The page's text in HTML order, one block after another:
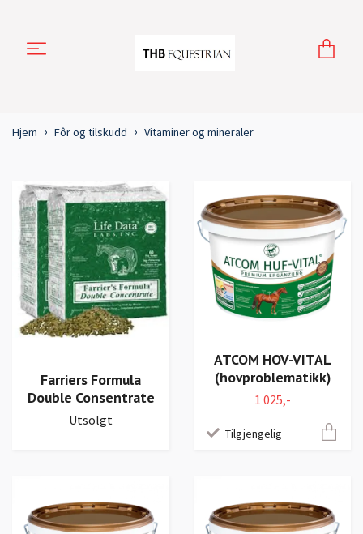
Hjem Fôr og tilskudd Vitaminer og mineraler
Farriers Formula
Double Consentrate
Utsolgt
ATCOM HOV-VITAL
(hovproblematikk)
1 025,-
Tilgjengelig